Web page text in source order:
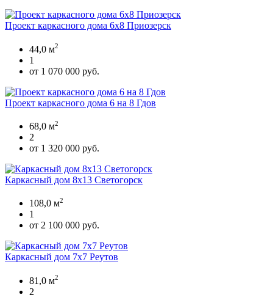
Проект каркасного дома 6x8 Приозерск
44,0 м2
1
от 1 070 000 руб.
Проект каркасного дома 6 на 8 Гдов
68,0 м2
2
от 1 320 000 руб.
Каркасный дом 8х13 Светогорск
108,0 м2
1
от 2 100 000 руб.
Каркасный дом 7х7 Реутов
81,0 м2
2